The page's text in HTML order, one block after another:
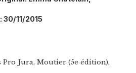
11/2015
Pro Jura, Moutier (5e édition),